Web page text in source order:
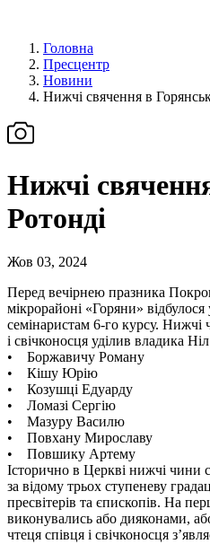
Головна
Пресцентр
Новини
Нижчі свячення в
Нижчі
Ротонді
Жов 03, 2024
Перед вечірнею празника
мікрорайоні «Горяни»
семінаристам 6-го курсу.
і свічконосця уділив владика
• Боржавичу Роману
• Кішу Юрію
• Козушці Едуарду
• Ломазі Сергію
• Мазуру Василю
• Повхану Мирославу
• Повшику Артему
Історично в Церкві нижчі чини
за відому трьох ступеневу
пресвітерів та єпископів. На
виконувались або дияконами,
чтеця співця і свічконосця